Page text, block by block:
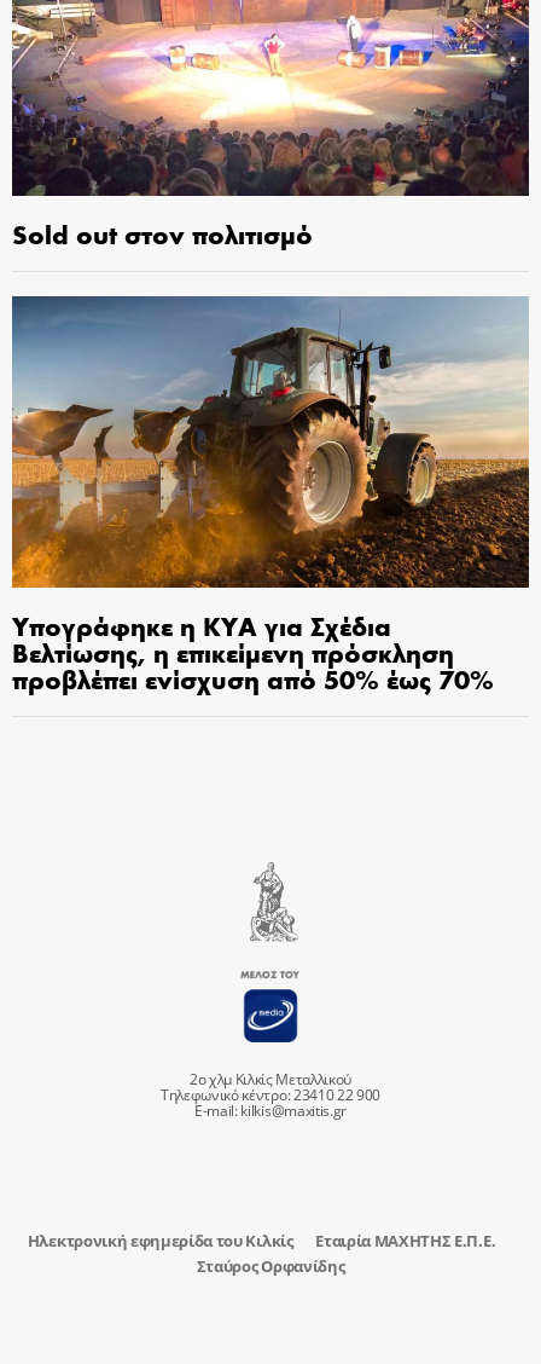
Sold out στον πολιτισμό
Υπογράφηκε η ΚΥΑ για Σχέδια
Βελτίωσης, η επικείμενη πρόσκληση
προβλέπει ενίσχυση από 50% έως 70%
2ο χλμ Κιλκίς Μεταλλικού
Τηλεφωνικό κέντρο: 23410 22 900
E-mail:kilkis@maxitis.gr
Ηλεκτρονική εφημερίδα του Κιλκίς
Εταιρία ΜΑΧΗΤΗΣ Ε.Π.Ε.
Σταύρος Ορφανίδης